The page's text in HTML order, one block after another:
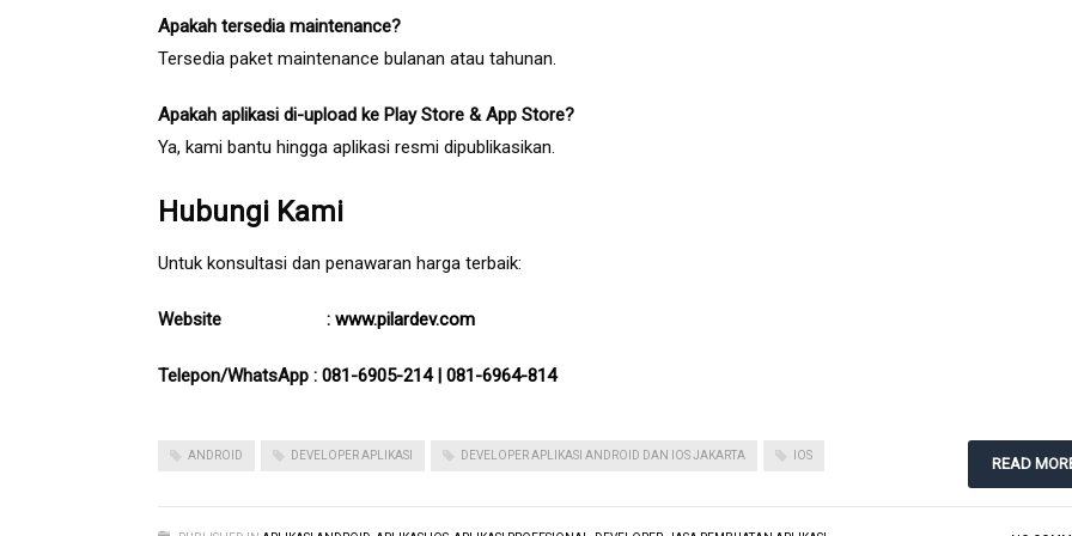
Apakah tersedia maintenance?
Tersedia paket maintenance bulanan atau tahunan.
Apakah aplikasi di-upload ke Play Store & App Store?
Ya, kami bantu hingga aplikasi resmi dipublikasikan.
Hubungi Kami
Untuk konsultasi dan penawaran harga terbaik:
Website : www.pilardev.com
Telepon/WhatsApp : 081-6905-214| 081-6964-814
ANDROID DEVELOPER APLIKASI DEVELOPER APLIKASI ANDROID DAN IOS JAKARTA IOS READ